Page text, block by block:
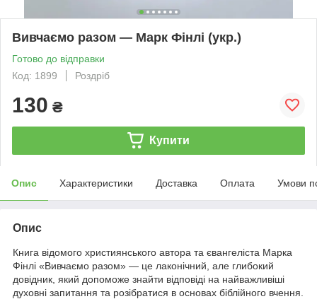
Вивчаємо разом — Марк Фінлі (укр.)
Готово до відправки
Код: 1899
Роздріб
130 ₴
Купити
Опис Характеристики Доставка Оплата Умови
Опис
Книга відомого християнського автора та євангеліста Марка
Фінлі «Вивчаємо разом» — це лаконічний, але глибокий
довідник, який допоможе знайти відповіді на найважливіші
духовні запитання та розібратися в основах біблійного вчення.